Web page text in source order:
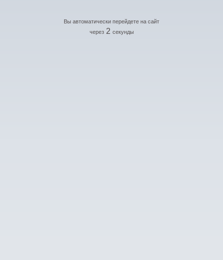
Вы автоматически перейдете на сайт
через 2 секунды